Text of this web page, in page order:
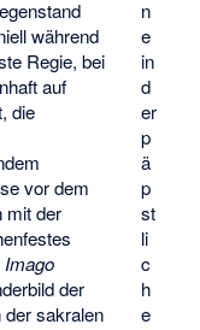
n
e
in
d
er
p
ä
p
st
li
c
h
e
während
Regie, bei
auf
die
vor dem
mit der
Imago
der
sakralen